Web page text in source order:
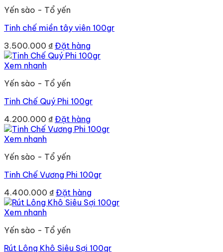
Yến sào - Tổ yến
Tinh chế miền tây viên 100gr
3.500.000 ₫ Đặt hàng
Xem nhanh
Yến sào - Tổ yến
Tinh Chế Quý Phi 100gr
4.200.000 ₫ Đặt hàng
Xem nhanh
Yến sào - Tổ yến
Tinh Chế Vương Phi 100gr
4.400.000 ₫ Đặt hàng
Xem nhanh
Yến sào - Tổ yến
Rút Lông Khô Siêu Sợi 100gr